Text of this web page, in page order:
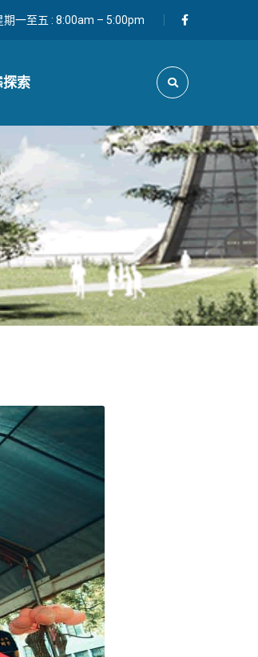
期一至五 : 8:00am – 5:00pm
探索